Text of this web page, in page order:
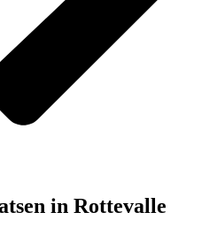
in Rottevalle